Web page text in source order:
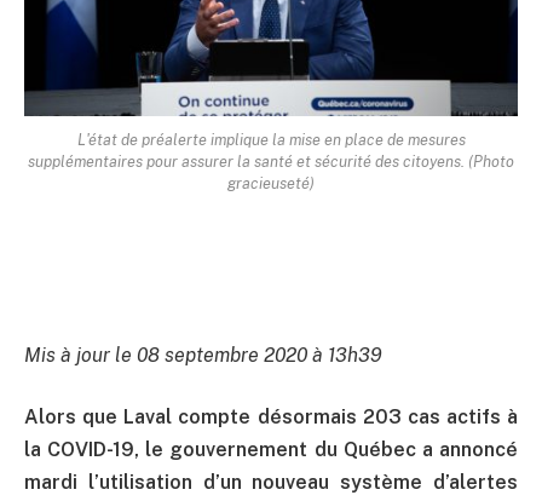
L'état de préalerte implique la mise en place de mesures
supplémentaires pour assurer la santé et sécurité des citoyens. (Photo
gracieuseté)
Mis à jour le 08 septembre 2020 à 13h39
Alors que Laval compte désormais 203 cas actifs à
la COVID-19, le gouvernement du Québec a annoncé
mardi l’utilisation d’un nouveau système d’alertes